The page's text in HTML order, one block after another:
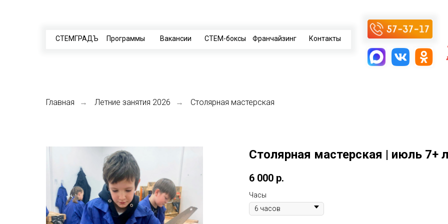
СТЕМ-боксы Контакты
Франчайзинг
Вакансии
Программы
СТЕМГРАДЪ
Главная → Летние занятия 2026 → Столярная мастерская
Столярная мастерская | июль 7+
6 000 р.
Часы